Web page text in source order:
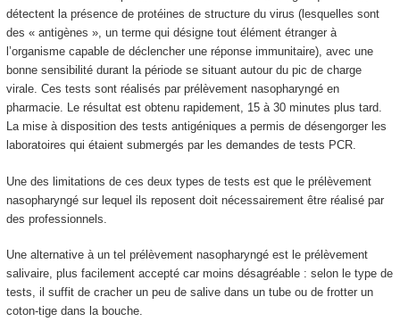
détectent la présence de protéines de structure du virus (lesquelles sont
des « antigènes », un terme qui désigne tout élément étranger à
l’organisme capable de déclencher une réponse immunitaire), avec une
bonne sensibilité durant la période se situant autour du pic de charge
virale. Ces tests sont réalisés par prélèvement nasopharyngé en
pharmacie. Le résultat est obtenu rapidement, 15 à 30 minutes plus tard.
La mise à disposition des tests antigéniques a permis de désengorger les
laboratoires qui étaient submergés par les demandes de tests PCR.
Une des limitations de ces deux types de tests est que le prélèvement
nasopharyngé sur lequel ils reposent doit nécessairement être réalisé par
des professionnels.
Une alternative à un tel prélèvement nasopharyngé est le prélèvement
salivaire, plus facilement accepté car moins désagréable : selon le type de
tests, il suffit de cracher un peu de salive dans un tube ou de frotter un
coton-tige dans la bouche.